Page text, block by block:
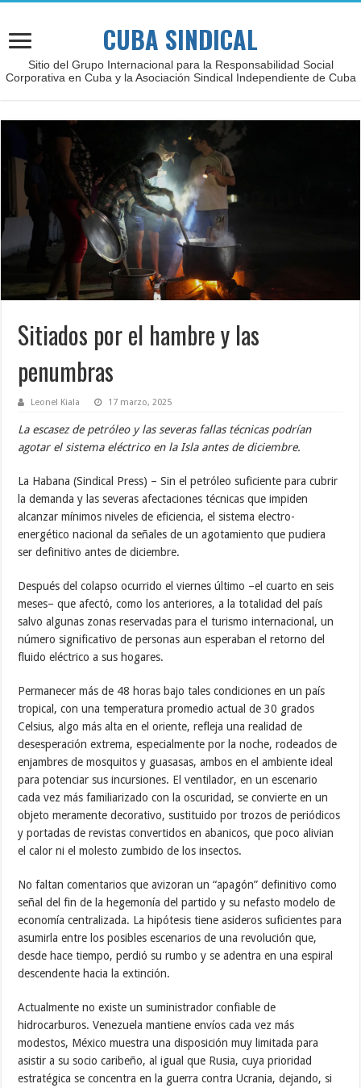
CUBA SINDICAL
Sitio del Grupo Internacional para la Responsabilidad Social
Corporativa en Cuba y la Asociación Sindical Independiente de Cuba
Sitiados por el hambre y las
penumbras
Leonel Kiala 17 marzo, 2025
La escasez de petróleo y las severas fallas técnicas podrían
agotar el sistema eléctrico en la Isla antes de diciembre.
La Habana (Sindical Press) – Sin el petróleo suficiente para cubrir
la demanda y las severas afectaciones técnicas que impiden
alcanzar mínimos niveles de eficiencia, el sistema electro-
energético nacional da señales de un agotamiento que pudiera
ser definitivo antes de diciembre.
Después del colapso ocurrido el viernes último –el cuarto en seis
meses– que afectó, como los anteriores, a la totalidad del país
salvo algunas zonas reservadas para el turismo internacional, un
número significativo de personas aun esperaban el retorno del
fluido eléctrico a sus hogares.
Permanecer más de 48 horas bajo tales condiciones en un país
tropical, con una temperatura promedio actual de 30 grados
Celsius, algo más alta en el oriente, refleja una realidad de
desesperación extrema, especialmente por la noche, rodeados de
enjambres de mosquitos y guasasas, ambos en el ambiente ideal
para potenciar sus incursiones. El ventilador, en un escenario
cada vez más familiarizado con la oscuridad, se convierte en un
objeto meramente decorativo, sustituido por trozos de periódicos
y portadas de revistas convertidos en abanicos, que poco alivian
el calor ni el molesto zumbido de los insectos.
No faltan comentarios que avizoran un “apagón” definitivo como
señal del fin de la hegemonía del partido y su nefasto modelo de
economía centralizada. La hipótesis tiene asideros suficientes para
asumirla entre los posibles escenarios de una revolución que,
desde hace tiempo, perdió su rumbo y se adentra en una espiral
descendente hacia la extinción.
Actualmente no existe un suministrador confiable de
hidrocarburos. Venezuela mantiene envíos cada vez más
modestos, México muestra una disposición muy limitada para
asistir a su socio caribeño, al igual que Rusia, cuya prioridad
estratégica se concentra en la guerra contra Ucrania, dejando, si